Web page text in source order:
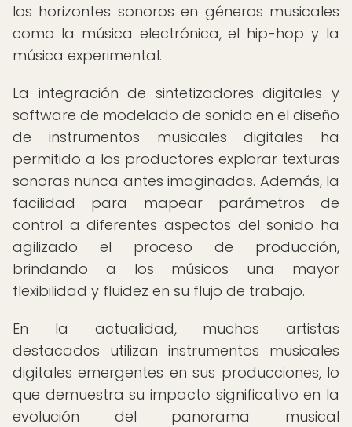
los horizontes sonoros en géneros musicales
como la música electrónica, el hip-hop y la
música experimental.
La integración de sintetizadores digitales y
software de modelado de sonido en el diseño
de instrumentos musicales digitales ha
permitido a los productores explorar texturas
sonoras nunca antes imaginadas. Además, la
facilidad para mapear parámetros de
control a diferentes aspectos del sonido ha
agilizado el proceso de producción,
brindando a los músicos una mayor
flexibilidad y fluidez en su flujo de trabajo.
En la actualidad, muchos artistas
destacados utilizan instrumentos musicales
digitales emergentes en sus producciones, lo
que demuestra su impacto significativo en la
evolución del panorama musical